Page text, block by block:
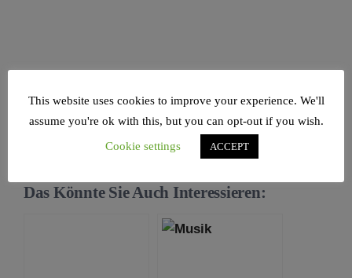
Das Könnte Sie Auch Interessieren:
This website uses cookies to improve your experience. We'll
assume you're ok with this, but you can opt-out if you wish.
Cookie settings
ACCEPT